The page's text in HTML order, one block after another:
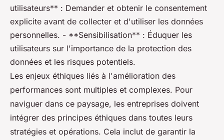
utilisateurs** : Demander et obtenir le consentement
explicite avant de collecter et d'utiliser les données
personnelles. - **Sensibilisation** : Éduquer les
utilisateurs sur l'importance de la protection des
données et les risques potentiels.
Les enjeux éthiques liés à l'amélioration des
performances sont multiples et complexes. Pour
naviguer dans ce paysage, les entreprises doivent
intégrer des principes éthiques dans toutes leurs
stratégies et opérations. Cela inclut de garantir la